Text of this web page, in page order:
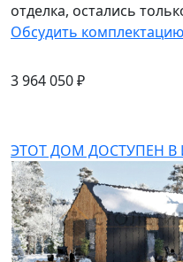
отделка, остались
Обсудить
3 964 050 ₽
ЭТОТ ДОМ ДОСТУПЕН В